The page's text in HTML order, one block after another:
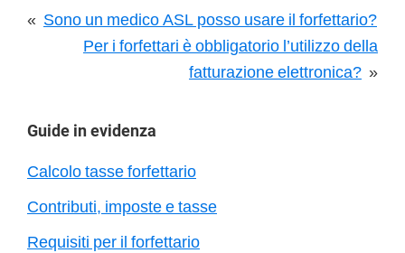
« Sono un medico ASL posso usare il forfettario?
Per i forfettari è obbligatorio l’utilizzo della
fatturazione elettronica? »
Barra
laterale
Guide in evidenza
Calcolo tasse forfettario
Contributi, imposte e tasse
Requisiti per il forfettario